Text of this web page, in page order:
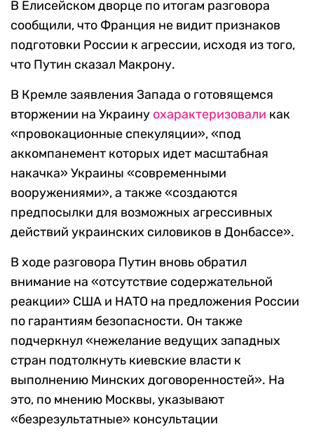
В Елисейском дворце по итогам разговора
сообщили, что Франция не видит признаков
подготовки России к агрессии, исходя из того,
что Путин сказал Макрону.
В Кремле заявления Запада о готовящемся
вторжении на Украину охарактеризовали как
«провокационные спекуляции», «под
аккомпанемент которых идет масштабная
накачка» Украины «современными
вооружениями», а также «создаются
предпосылки для возможных агрессивных
действий украинских силовиков в Донбассе».
В ходе разговора Путин вновь обратил
внимание на «отсутствие содержательной
реакции» США и НАТО на предложения России
по гарантиям безопасности. Он также
подчеркнул «нежелание ведущих западных
стран подтолкнуть киевские власти к
выполнению Минских договоренностей». На
это, по мнению Москвы, указывают
«безрезультатные» консультации